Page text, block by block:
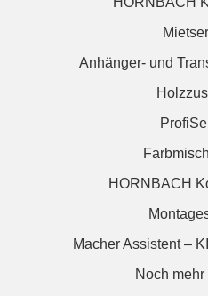
Anhänger- und
HORNBACH
Macher Assistent –
Noch